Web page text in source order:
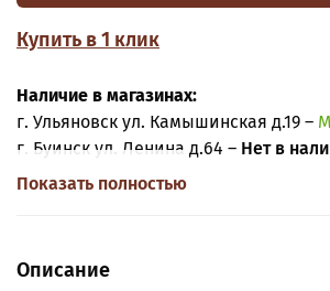
Купить в 1 клик
Наличие в магазинах:
г. Ульяновск ул. Камышинская д.19 –
г. Буинск ул. Ленина д.64 – Нет в
Показать полностью
Описание